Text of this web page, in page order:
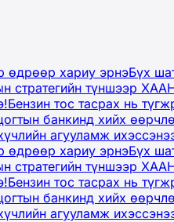
өдрөөр хариу эрнэБүх
стратегийн түншээр
Бензин тос тасрах нь
банкинд хийх
агууламж
өдрөөр хариу эрнэБүх
стратегийн түншээр
Бензин тос тасрах нь
банкинд хийх
агууламж